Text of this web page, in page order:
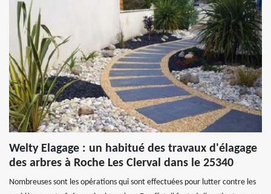
Welty Elagage : un habitué des travaux d'élagage
des arbres à Roche Les Clerval dans le 25340
Nombreuses sont les opérations qui sont effectuées pour lutter contre les